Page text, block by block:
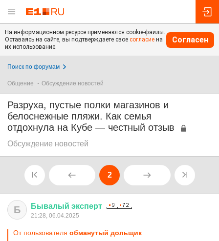
На информационном ресурсе применяются cookie-файлы.
Оставаясь на сайте, вы подтверждаете свое согласие на
их использование.
Согласен
Поиск по форумам
Общение Обсуждение новостей
Разруха, пустые полки магазинов и
белоснежные пляжи. Как семья
отдохнула на Кубе — честный отзыв
Обсуждение новостей
2
Б Бывалый эксперт
21:28, 06.04.2025
От пользователя обманутый дольщик